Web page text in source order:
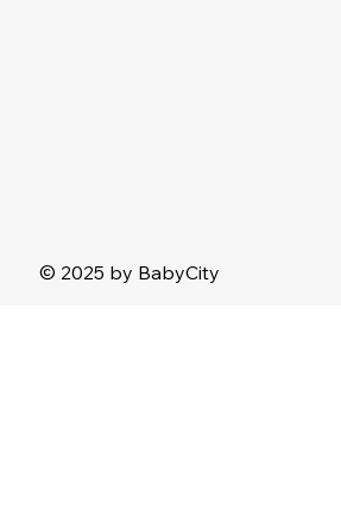
© 2025 by BabyCity